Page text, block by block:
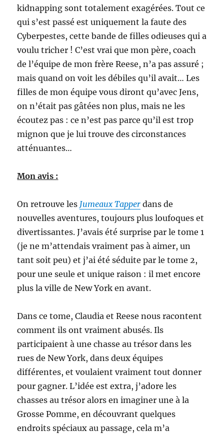
kidnapping sont totalement exagérées. Tout ce
qui s’est passé est uniquement la faute des
Cyberpestes, cette bande de filles odieuses qui a
voulu tricher ! C’est vrai que mon père, coach
de l’équipe de mon frère Reese, n’a pas assuré ;
mais quand on voit les débiles qu’il avait… Les
filles de mon équipe vous diront qu’avec Jens,
on n’était pas gâtées non plus, mais ne les
écoutez pas : ce n’est pas parce qu’il est trop
mignon que je lui trouve des circonstances
atténuantes…
Mon avis :
On retrouve les Jumeaux Tapper dans de
nouvelles aventures, toujours plus loufoques et
divertissantes. J’avais été surprise par le tome 1
(je ne m’attendais vraiment pas à aimer, un
tant soit peu) et j’ai été séduite par le tome 2,
pour une seule et unique raison : il met encore
plus la ville de New York en avant.
Dans ce tome, Claudia et Reese nous racontent
comment ils ont vraiment abusés. Ils
participaient à une chasse au trésor dans les
rues de New York, dans deux équipes
différentes, et voulaient vraiment tout donner
pour gagner. L’idée est extra, j’adore les
chasses au trésor alors en imaginer une à la
Grosse Pomme, en découvrant quelques
endroits spéciaux au passage, cela m’a